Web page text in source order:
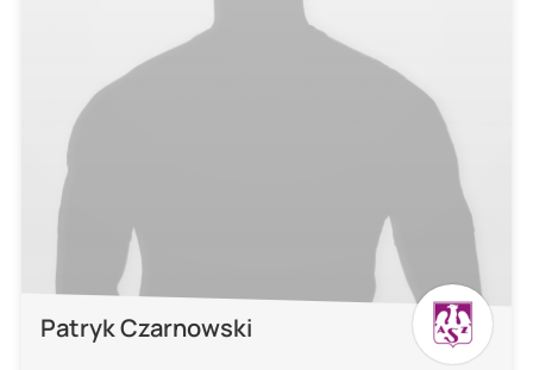
Patryk Czarnowski